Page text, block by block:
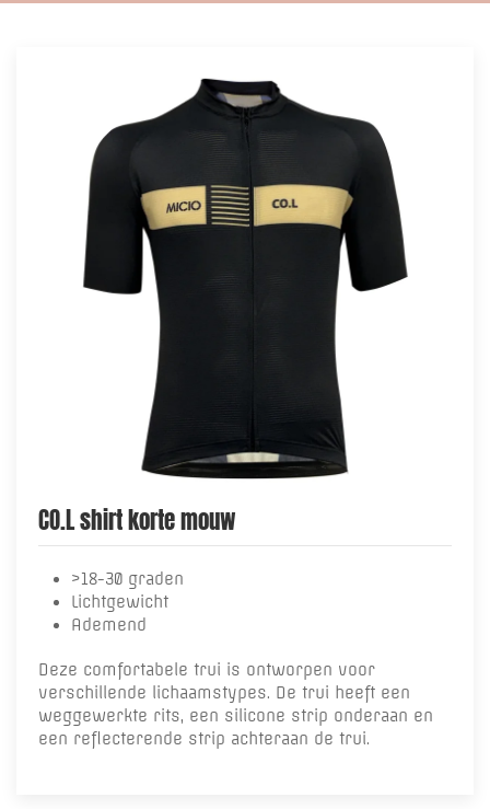
CO.L shirt korte mouw
>18-30 graden
Lichtgewicht
Ademend
Deze comfortabele trui is ontworpen voor
verschillende lichaamstypes. De trui heeft een
weggewerkte rits, een silicone strip onderaan en
een reflecterende strip achteraan de trui.